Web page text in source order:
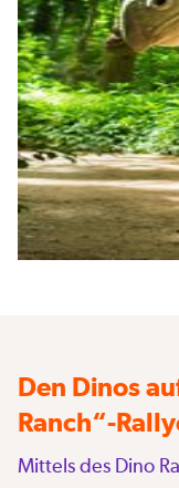
Den Dinos
Ranch“-
Mittels des Dino